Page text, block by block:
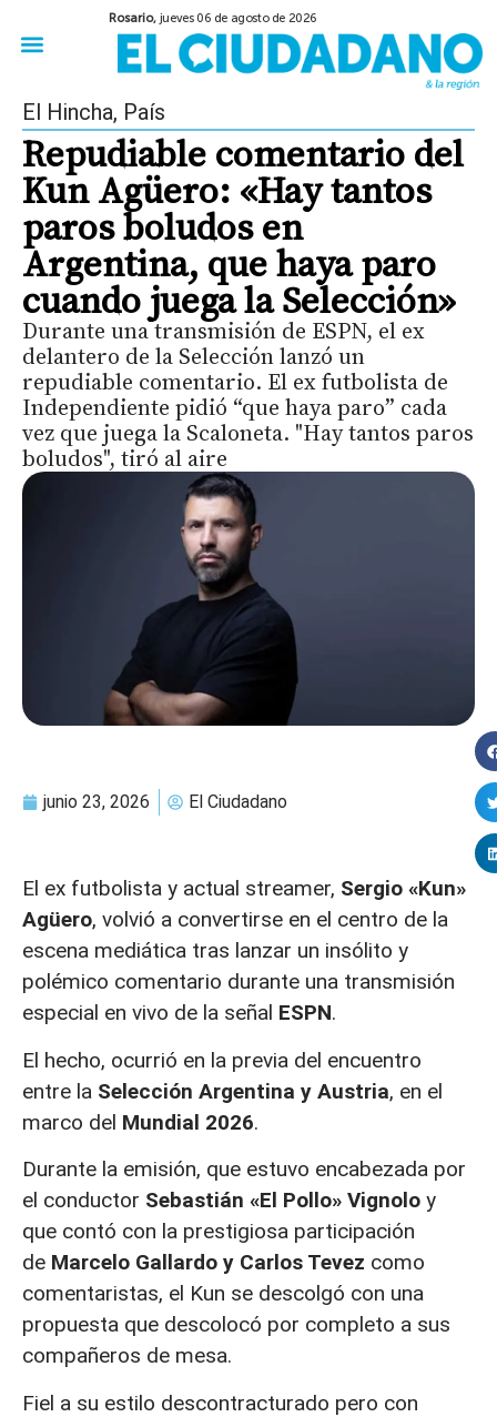
Rosario, jueves 06 de agosto de 2026
El Hincha, País
Repudiable comentario del
Kun Agüero: «Hay tantos
paros boludos en
Argentina, que haya paro
cuando juega la Selección»
Durante una transmisión de ESPN, el ex
delantero de la Selección lanzó un
repudiable comentario. El ex futbolista de
Independiente pidió “que haya paro” cada
vez que juega la Scaloneta. "Hay tantos paros
boludos", tiró al aire
junio 23, 2026 El Ciudadano
El ex futbolista y actual streamer, Sergio «Kun»
Agüero, volvió a convertirse en el centro de la
escena mediática tras lanzar un insólito y
polémico comentario durante una transmisión
especial en vivo de la señal ESPN.
El hecho, ocurrió en la previa del encuentro
entre la Selección Argentina y Austria, en el
marco del Mundial 2026.
Durante la emisión, que estuvo encabezada por
el conductor Sebastián «El Pollo» Vignolo y
que contó con la prestigiosa participación
de Marcelo Gallardo y Carlos Tevez como
comentaristas, el Kun se descolgó con una
propuesta que descolocó por completo a sus
compañeros de mesa.
Fiel a su estilo descontracturado pero con